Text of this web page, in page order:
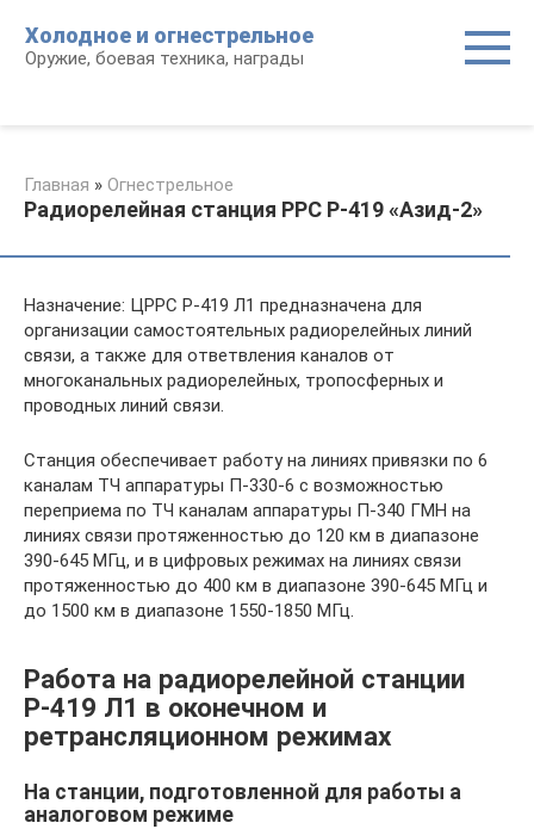
контенту
Холодное и огнестрельное
Оружие, боевая техника, награды
Главная » Огнестрельное
Радиорелейная станция РРС Р-419 «Азид-2»
Назначение: ЦРРС Р-419 Л1 предназначена для
организации самостоятельных радиорелейных линий
связи, а также для ответвления каналов от
многоканальных радиорелейных, тропосферных и
проводных линий связи.
Станция обеспечивает работу на линиях привязки по 6
каналам ТЧ аппаратуры П-330-6 с возможностью
переприема по ТЧ каналам аппаратуры П-340 ГМН на
линиях связи протяженностью до 120 км в диапазоне
390-645 МГц, и в цифровых режимах на линиях связи
протяженностью до 400 км в диапазоне 390-645 МГц и
до 1500 км в диапазоне 1550-1850 МГц.
Работа на радиорелейной станции
Р-419 Л1 в оконечном и
ретрансляционном режимах
На станции, подготовленной для работы а
аналоговом режиме